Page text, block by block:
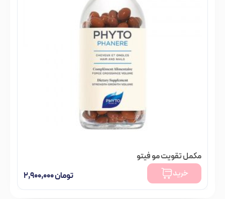
مکمل تقویت مو فیتو
تومان
خرید